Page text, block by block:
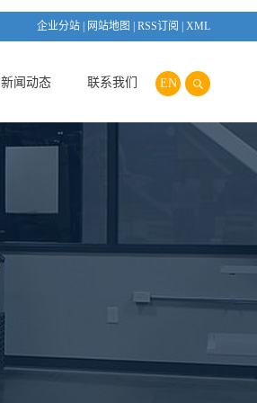
企业分站 网站地图 RSS订阅 XML
EN
新闻动态 联系我们